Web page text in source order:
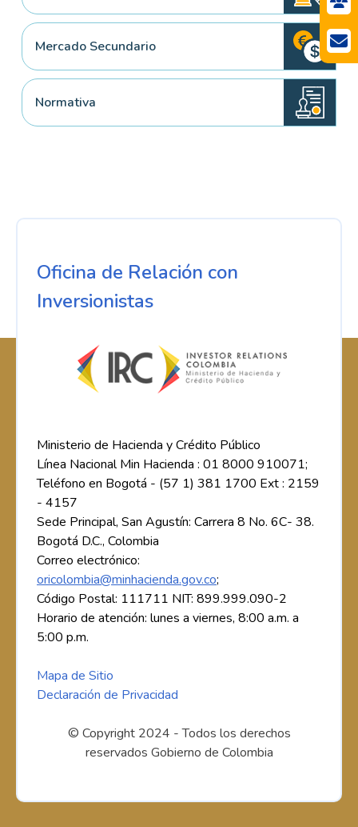
Mercado Secundario
Normativa
Oficina de Relación con
Inversionistas
Ministerio de Hacienda y Crédito Público
Línea Nacional Min Hacienda : 01 8000 910071;
Teléfono en Bogotá - (57 1) 381 1700 Ext : 2159
- 4157
Sede Principal, San Agustín: Carrera 8 No. 6C- 38.
Bogotá D.C., Colombia
Correo electrónico:
oricolombia@minhacienda.gov.co;
Código Postal: 111711 NIT: 899.999.090-2
Horario de atención: lunes a viernes, 8:00 a.m. a
5:00 p.m.
Mapa de Sitio
Declaración de Privacidad
© Copyright 2024 - Todos los derechos
reservados Gobierno de Colombia